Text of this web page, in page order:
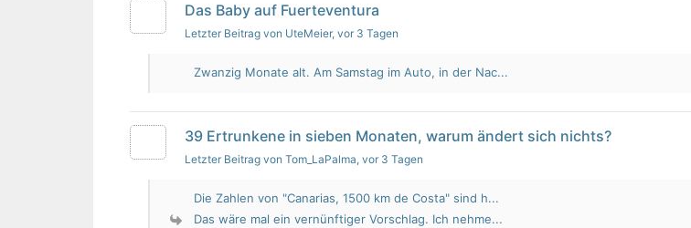
Das Baby auf Fuerteventura
Letzter Beitrag von UteMeier, vor 3 Tagen
Zwanzig Monate alt. Am Samstag im Auto, in der Nac...
39 Ertrunkene in sieben Monaten, warum ändert sich nichts?
Letzter Beitrag von Tom_LaPalma, vor 3 Tagen
Die Zahlen von "Canarias, 1500 km de Costa" sind h...
Das wäre mal ein vernünftiger Vorschlag. Ich nehme...